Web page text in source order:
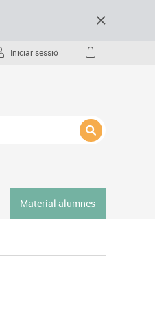
Iniciar sessió
Material alumnes